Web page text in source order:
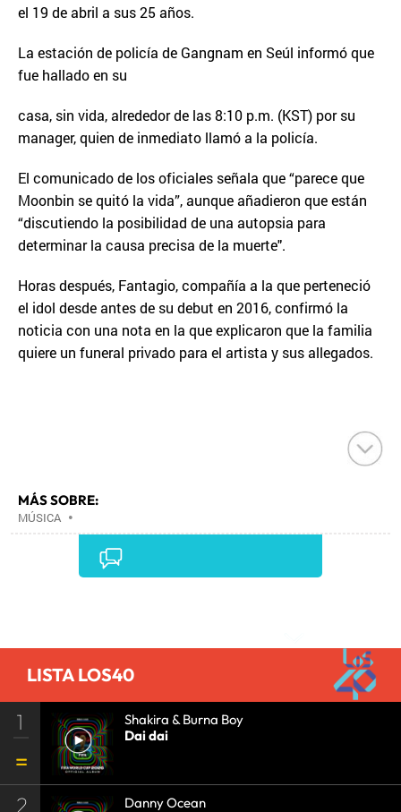
el 19 de abril a sus 25 años.
La estación de policía de Gangnam en Seúl informó que
fue hallado en su
casa, sin vida, alrededor de las 8:10 p.m. (KST) por su
manager, quien de inmediato llamó a la policía.
El comunicado de los oficiales señala que “parece que
Moonbin se quitó la vida”, aunque añadieron que están
“discutiendo la posibilidad de una autopsia para
determinar la causa precisa de la muerte".
Horas después, Fantagio, compañía a la que perteneció
el idol desde antes de su debut en 2016, confirmó la
noticia con una nota en la que explicaron que la familia
quiere un funeral privado para el artista y sus allegados.
MÁS SOBRE:
MÚSICA •
LISTA LOS40
1
Shakira & Burna Boy
Dai dai
2
Danny Ocean